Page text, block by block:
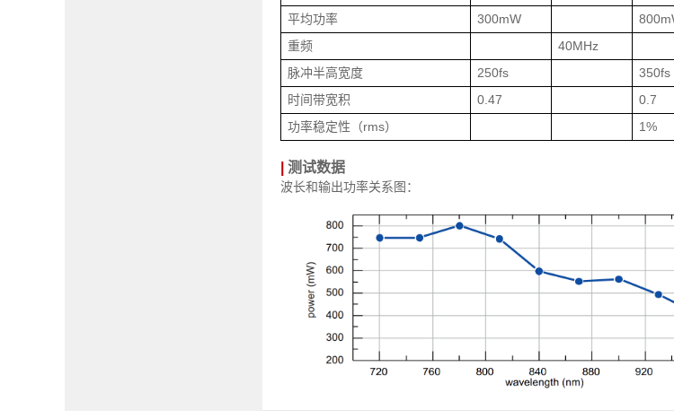
平均功率
300mW
重频
40MHz
脉冲半高宽度
250fs
350fs
时间带宽积
0.47
0.7
功率稳定性（rms）
1%
测试数据
波长和输出功率关系图：